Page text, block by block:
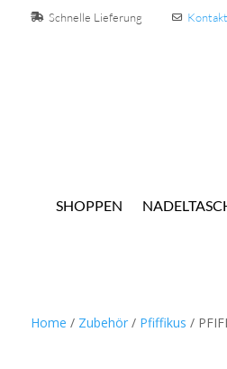
Schnelle Lieferung Kontakt
SHOPPEN
Home / Zubehör/ Pfiffikus /